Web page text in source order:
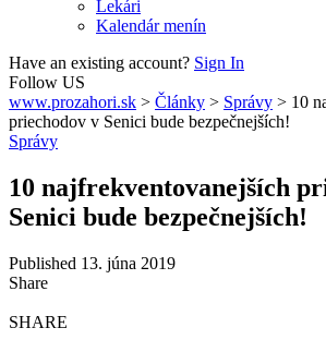
Lekári
Kalendár menín
Have an existing account? Sign In
Follow US
www.prozahori.sk > Články > Správy > 10
priechodov v Senici bude bezpečnejších!
Správy
10 najfrekventovanejších
Senici bude bezpečnejších!
Published 13. júna 2019
Share
SHARE